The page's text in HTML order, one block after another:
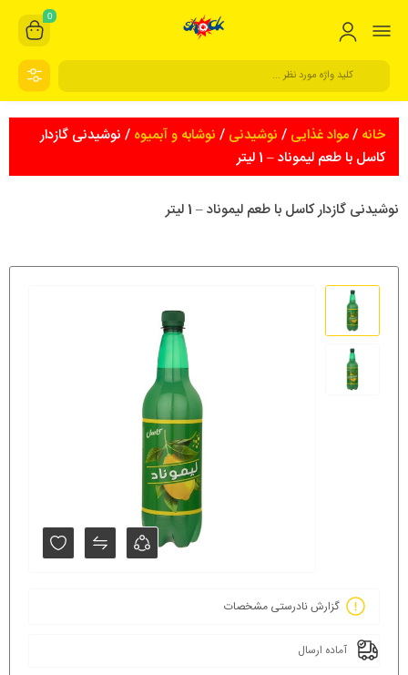
0
خانه /مواد غذایی / نوشیدنی / نوشابه و آبمیوه / نوشیدنی گازدار
کاسل با طعم لیموناد – 1 لیتر
نوشیدنی گازدار کاسل با طعم لیموناد – 1 لیتر
گزارش نادرستی مشخصات
آماده ارسال